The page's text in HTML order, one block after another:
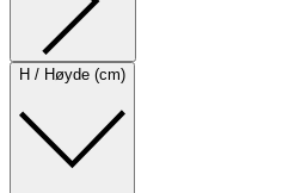
H / Høyde (cm)